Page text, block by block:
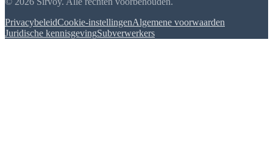
PrivacybeleidCookie-instellingenAlgemene voorwaarden
Juridische kennisgevingSubverwerkers